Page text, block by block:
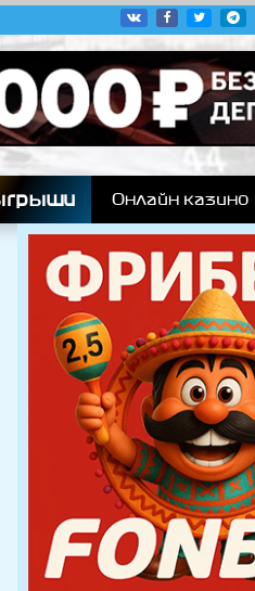
гоночных серий
Онлайн казино